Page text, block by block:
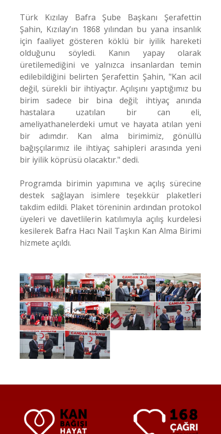
Türk Kızılay Bafra Şube Başkanı Şerafettin
Şahin, Kızılay’ın 1868 yılından bu yana insanlık
için faaliyet gösteren köklü bir iyilik hareketi
olduğunu söyledi. Kanın yapay olarak
üretilemediğini ve yalnızca insanlardan temin
edilebildiğini belirten Şerafettin Şahin, "Kan acil
değil, sürekli bir ihtiyaçtır. Açılışını yaptığımız bu
birim sadece bir bina değil; ihtiyaç anında
hastalara uzatılan bir can eli,
ameliyathanelerdeki umut ve hayata atılan yeni
bir adımdır. Kan alma birimimiz, gönüllü
bağışçılarımız ile ihtiyaç sahipleri arasında yeni
bir iyilik köprüsü olacaktır." dedi.
Programda birimin yapımına ve açılış sürecine
destek sağlayan isimlere teşekkür plaketleri
takdim edildi. Plaket töreninin ardından protokol
üyeleri ve davetlilerin katılımıyla açılış kurdelesi
kesilerek Bafra Hacı Nail Taşkın Kan Alma Birimi
hizmete açıldı.